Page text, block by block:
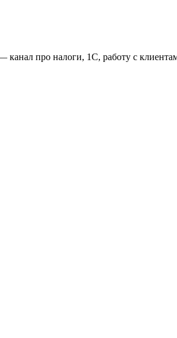
про налоги, 1С, работу с